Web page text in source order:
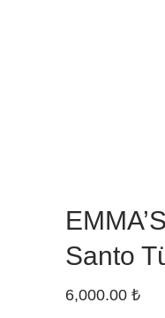
Santo
6,000.00 ₺